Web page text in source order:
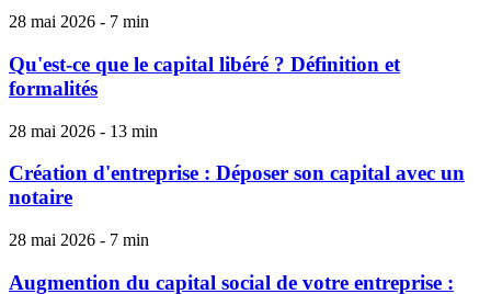
28 mai 2026 - 7 min
Qu'est-ce que le capital libéré ? Définition et
formalités
28 mai 2026 - 13 min
Création d'entreprise : Déposer son capital avec un
notaire
28 mai 2026 - 7 min
Augmention du capital social de votre entreprise :